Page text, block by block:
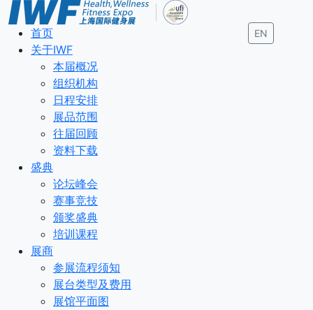
EN
首页
关于IWF
本届概况
组织机构
日程安排
展品范围
往届回顾
资料下载
盛典
论坛峰会
赛事竞技
颁奖盛典
培训课程
展商
参展流程须知
展台类型及费用
展馆平面图